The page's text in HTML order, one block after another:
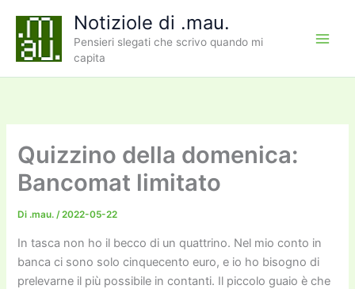
contenuto
Notiziole di .mau.
Pensieri slegati che scrivo quando mi
capita
Quizzino della domenica:
Bancomat limitato
Di .mau./2022-05-22
In tasca non ho il becco di un quattrino. Nel mio conto in
banca ci sono solo cinquecento euro, e io ho bisogno di
prelevarne il più possibile in contanti. Il piccolo guaio è che